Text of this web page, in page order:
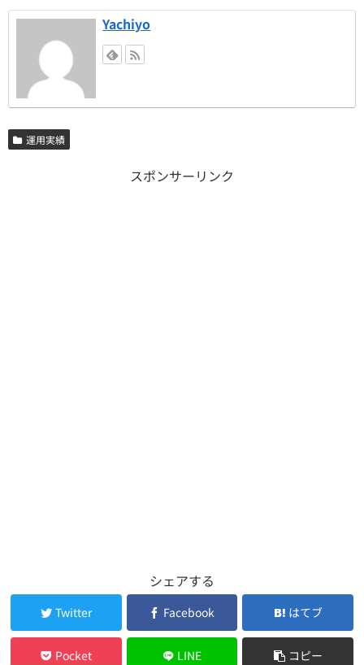
Yachiyo
運用実績
スポンサーリンク
シェアする
Twitter Facebook はてブ
Pocket LINE コピー